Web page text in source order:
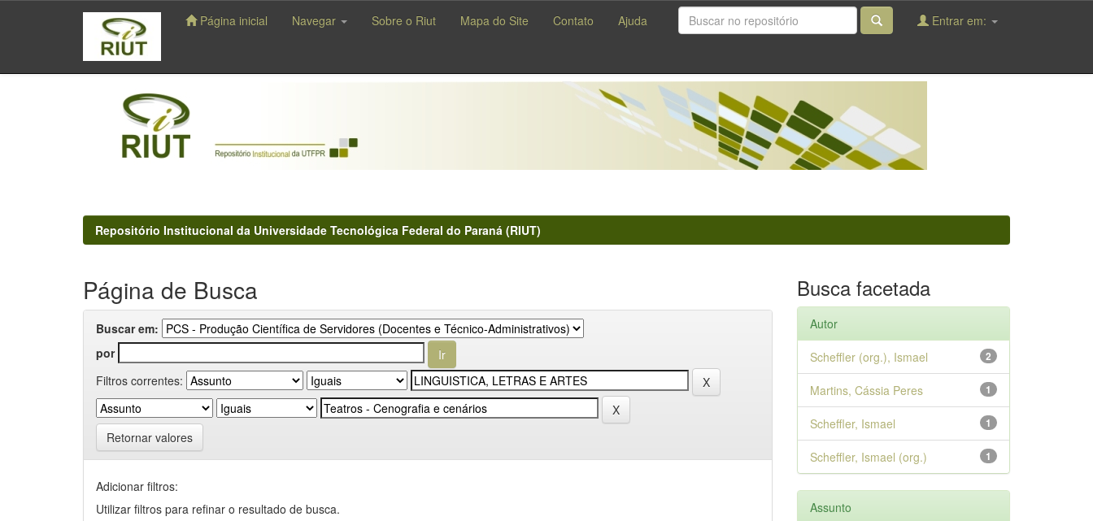
navigation
Página inicial Navegar Sobre o Riut Mapa do Site Contato Ajuda Entrar em:
Repositório Institucional da Universidade Tecnológica Federal do Paraná (RIUT)
Página de Busca
Buscar em:
por
Filtros correntes:
Retornar valores
Adicionar filtros:
Utilizar filtros para refinar o resultado de busca.
Busca facetada
Autor
2
Scheffler (org.), Ismael
1
Martins, Cássia Peres
1
Scheffler, Ismael
1
Scheffler, Ismael (org.)
Assunto